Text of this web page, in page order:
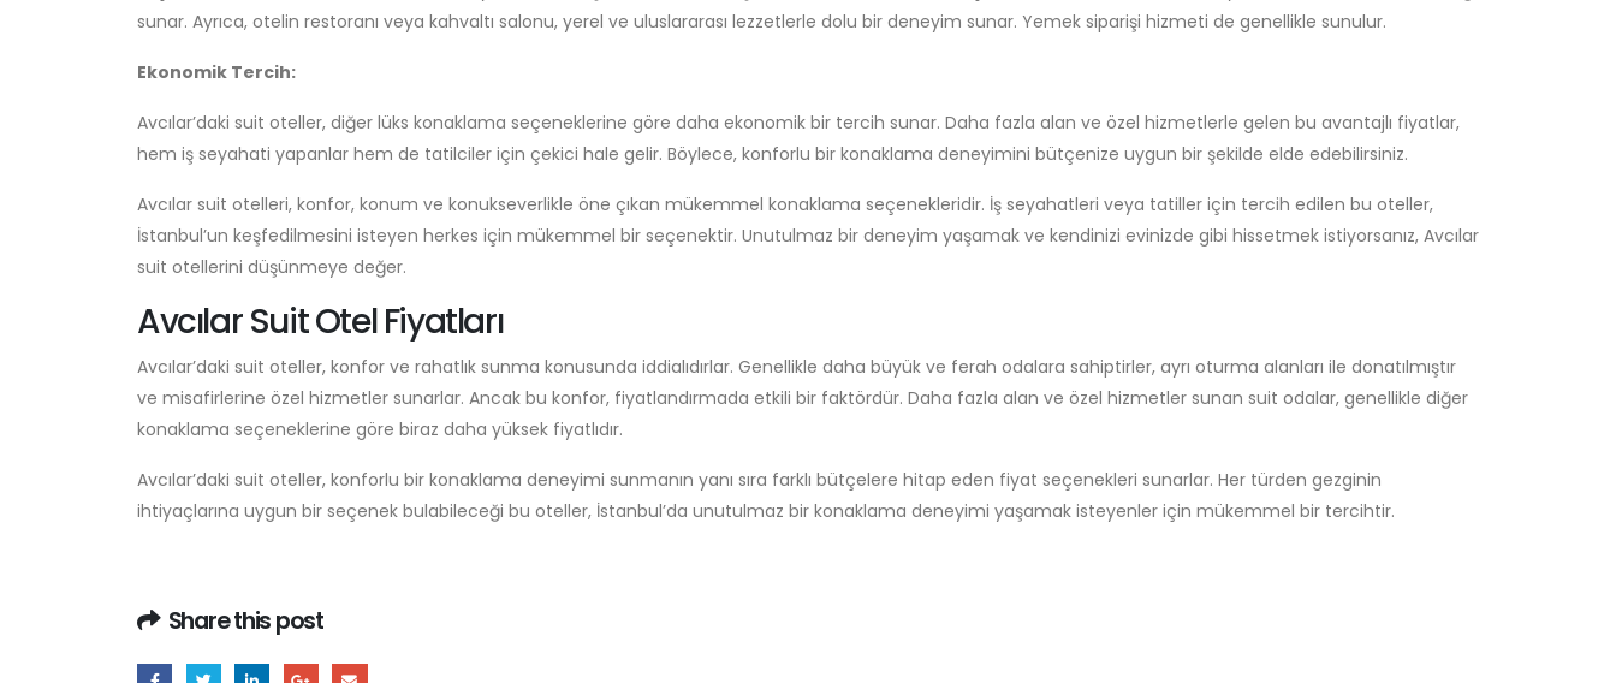
sunar. Ayrıca, otelin restoranı veya kahvaltı salonu, yerel ve uluslararası lezzetlerle dolu bir deneyim sunar. Yemek siparişi hizmeti de genellikle sunulur.
Ekonomik Tercih:
Avcılar’daki suit oteller, diğer lüks konaklama seçeneklerine göre daha ekonomik bir tercih sunar. Daha fazla alan ve özel hizmetlerle gelen bu avantajlı fiyatlar,
hem iş seyahati yapanlar hem de tatilciler için çekici hale gelir. Böylece, konforlu bir konaklama deneyimini bütçenize uygun bir şekilde elde edebilirsiniz.
Avcılar suit otelleri, konfor, konum ve konukseverlikle öne çıkan mükemmel konaklama seçenekleridir. İş seyahatleri veya tatiller için tercih edilen bu oteller,
İstanbul’un keşfedilmesini isteyen herkes için mükemmel bir seçenektir. Unutulmaz bir deneyim yaşamak ve kendinizi evinizde gibi hissetmek istiyorsanız, Avcılar
suit otellerini düşünmeye değer.
Avcılar Suit Otel Fiyatları
Avcılar’daki suit oteller, konfor ve rahatlık sunma konusunda iddialıdırlar. Genellikle daha büyük ve ferah odalara sahiptirler, ayrı oturma alanları ile donatılmıştır
ve misafirlerine özel hizmetler sunarlar. Ancak bu konfor, fiyatlandırmada etkili bir faktördür. Daha fazla alan ve özel hizmetler sunan suit odalar, genellikle diğer
konaklama seçeneklerine göre biraz daha yüksek fiyatlıdır.
Avcılar’daki suit oteller, konforlu bir konaklama deneyimi sunmanın yanı sıra farklı bütçelere hitap eden fiyat seçenekleri sunarlar. Her türden gezginin
ihtiyaçlarına uygun bir seçenek bulabileceği bu oteller, İstanbul’da unutulmaz bir konaklama deneyimi yaşamak isteyenler için mükemmel bir tercihtir.
Share this post